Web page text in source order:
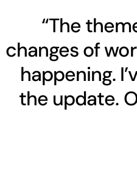
“The
changes of
happening.
the update.